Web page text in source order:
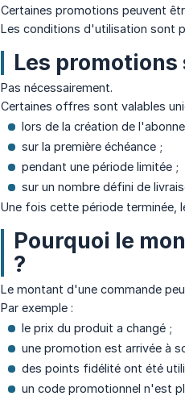
Certaines promotions peuvent
Les conditions d'utilisation sont
Les
Pas nécessairement.
Certaines offres sont valables
lors de la création de
sur la première échéance ;
pendant une période limitée ;
sur un nombre défini de
Une fois cette période terminée,
Pourquoi le
?
Le montant d'une commande
Par exemple :
le prix du produit a changé ;
une promotion est arrivée à
des points fidélité ont été
un code promotionnel n'est